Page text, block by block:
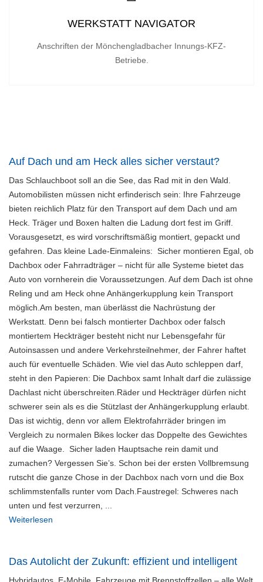
WERKSTATT NAVIGATOR
Anschriften der Mönchengladbacher Innungs-KFZ-
Betriebe.
Auf Dach und am Heck alles sicher verstaut?
Das Schlauchboot soll an die See, das Rad mit in den Wald.
Automobilisten müssen nicht erfinderisch sein: Ihre Fahrzeuge
bieten reichlich Platz für den Transport auf dem Dach und am
Heck. Träger und Boxen halten die Ladung dort fest im Griff.
Vorausgesetzt, es wird vorschriftsmäßig montiert, gepackt und
gefahren. Das kleine Lade-Einmaleins: Sicher montieren Egal, ob
Dachbox oder Fahrradträger – nicht für alle Systeme bietet das
Auto von vornherein die Voraussetzungen. Auf dem Dach ist ohne
Reling und am Heck ohne Anhängerkupplung kein Transport
möglich.Am besten, man überlässt die Nachrüstung der
Werkstatt. Denn bei falsch montierter Dachbox oder falsch
montiertem Heckträger besteht nicht nur Lebensgefahr für
Autoinsassen und andere Verkehrsteilnehmer, der Fahrer haftet
auch für eventuelle Schäden. Wie viel das Auto schleppen darf,
steht in den Papieren: Die Dachbox samt Inhalt darf die zulässige
Dachlast nicht überschreiten.Räder und Heckträger dürfen nicht
schwerer sein als es die Stützlast der Anhängerkupplung erlaubt.
Das ist wichtig, denn vor allem Elektrofahrräder bringen im
Vergleich zu normalen Bikes locker das Doppelte des Gewichtes
auf die Waage. Sicher laden Hauptsache rein damit und
zumachen? Vergessen Sie’s. Schon bei der ersten Vollbremsung
rutscht die ganze Chose in der Dachbox nach vorn und die Box
schlimmstenfalls runter vom Dach.Faustregel: Schweres nach
unten und fest verzurren, ...
Weiterlesen
Das Autolicht der Zukunft: effizient und intelligent